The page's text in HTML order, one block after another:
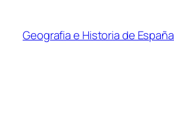
contenido
Geografia e Historia de España